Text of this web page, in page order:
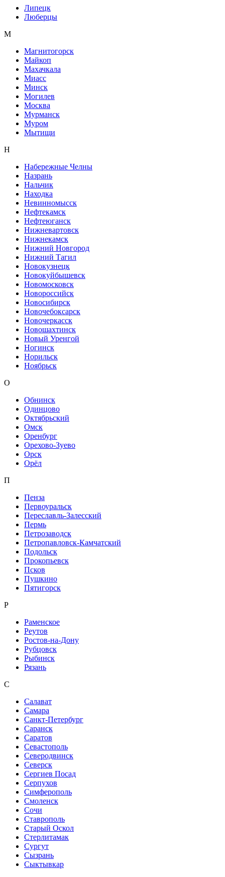
Липецк
Люберцы
М
Магнитогорск
Майкоп
Махачкала
Миасс
Минск
Могилев
Москва
Мурманск
Муром
Мытищи
Н
Набережные Челны
Назрань
Нальчик
Находка
Невинномысск
Нефтекамск
Нефтеюганск
Нижневартовск
Нижнекамск
Нижний Новгород
Нижний Тагил
Новокузнецк
Новокуйбышевск
Новомосковск
Новороссийск
Новосибирск
Новочебоксарск
Новочеркасск
Новошахтинск
Новый Уренгой
Ногинск
Норильск
Ноябрьск
О
Обнинск
Одинцово
Октябрьский
Омск
Оренбург
Орехово-Зуево
Орск
Орёл
П
Пенза
Первоуральск
Переславль-Залесский
Пермь
Петрозаводск
Петропавловск-Камчатский
Подольск
Прокопьевск
Псков
Пушкино
Пятигорск
Р
Раменское
Реутов
Ростов-на-Дону
Рубцовск
Рыбинск
Рязань
С
Салават
Самара
Санкт-Петербург
Саранск
Саратов
Севастополь
Северодвинск
Северск
Сергиев Посад
Серпухов
Симферополь
Смоленск
Сочи
Ставрополь
Старый Оскол
Стерлитамак
Сургут
Сызрань
Сыктывкар